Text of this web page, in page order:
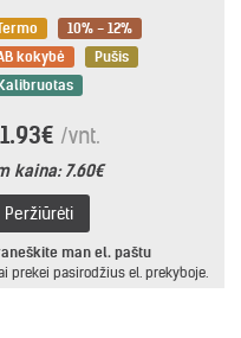
10% - 12%
kokybė
Pušis
/vnt.
kaina:7.60€
Peržiūrėti
man el. paštu
prekei pasirodžius el. prekyboje.